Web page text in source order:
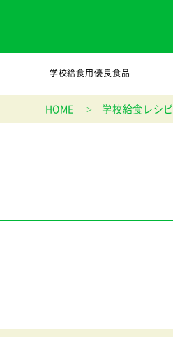
学校給食用優良食品
HOME 学校給食レシピ